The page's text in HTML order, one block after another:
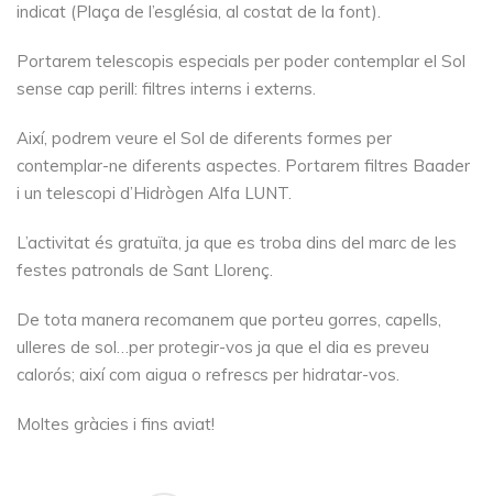
indicat (Plaça de l’església, al costat de la font).
Portarem telescopis especials per poder contemplar el Sol
sense cap perill: filtres interns i externs.
Així, podrem veure el Sol de diferents formes per
contemplar-ne diferents aspectes. Portarem filtres Baader
i un telescopi d’Hidrògen Alfa LUNT.
L’activitat és gratuïta, ja que es troba dins del marc de les
festes patronals de Sant Llorenç.
De tota manera recomanem que porteu gorres, capells,
ulleres de sol…per protegir-vos ja que el dia es preveu
calorós; així com aigua o refrescs per hidratar-vos.
Moltes gràcies i fins aviat!